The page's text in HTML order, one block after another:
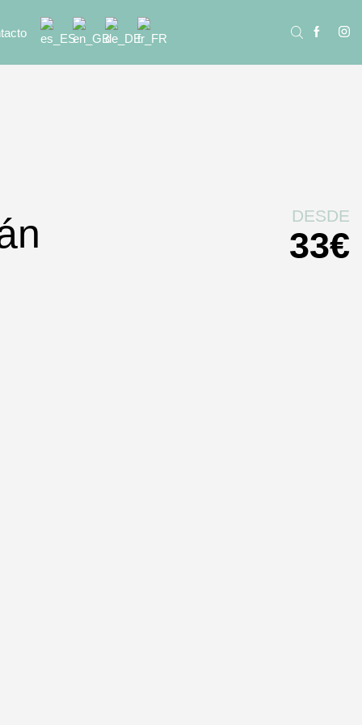
DESDE
33€